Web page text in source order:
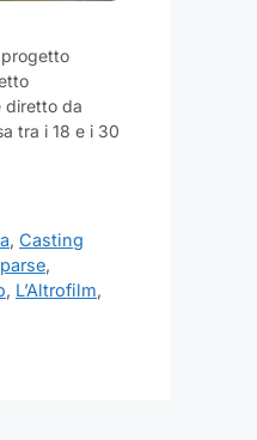
progetto
diretto da
tra i 18 e i 30
,Casting
,
, L’Altrofilm,